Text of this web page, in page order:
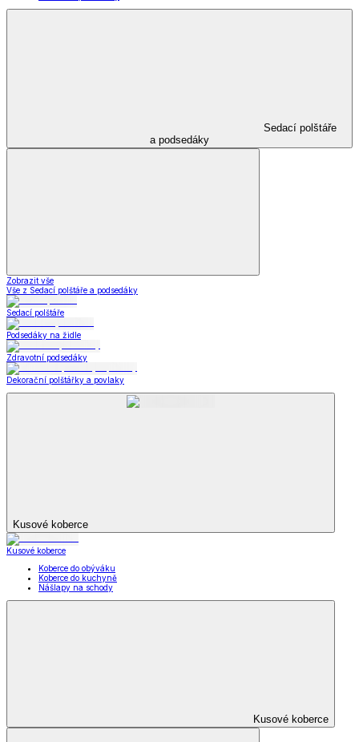
Sedací polštáře
a podsedáky
Zobrazit vše
Vše z Sedací polštáře a podsedáky
Sedací polštáře
Podsedáky na židle
Zdravotní podsedáky
Dekorační polštářky a povlaky
Kusové koberce
Kusové koberce
Koberce do obýváku
Koberce do kuchyně
Nášlapy na schody
Kusové koberce